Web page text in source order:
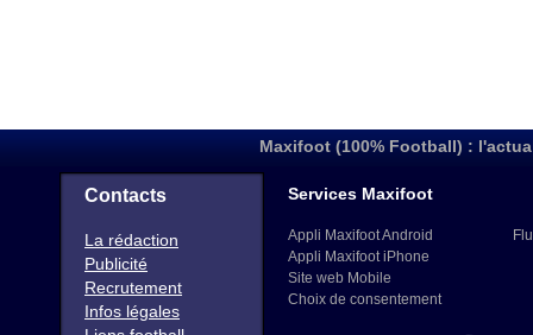
Maxifoot (100% Football) :
Contacts
La rédaction
Publicité
Recrutement
Infos légales
Services Maxifoot
Appli Maxifoot Android
Appli Maxifoot iPhone
Site web Mobile
Choix de consentement